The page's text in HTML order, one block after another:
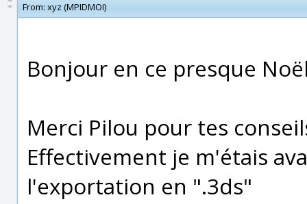
From: xyz (MPIDMOI)
Bonjour en ce presque
Merci Pilou pour tes
Effectivement je m'étais
l'exportation en ".3ds"